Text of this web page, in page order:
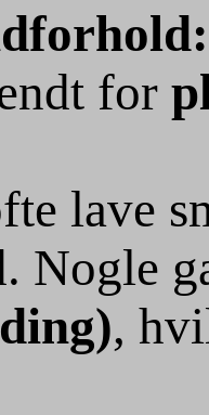
for
lave
Nogle
,